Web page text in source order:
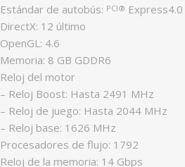
Estándar de autobús: PCI® Express4.0
DirectX: 12 último
OpenGL: 4.6
Memoria: 8 GB GDDR6
Reloj del motor
– Reloj Boost: Hasta 2491 MHz
– Reloj de juego: Hasta 2044 MHz
– Reloj base: 1626 MHz
Procesadores de flujo: 1792
Reloj de la memoria: 14 Gbps